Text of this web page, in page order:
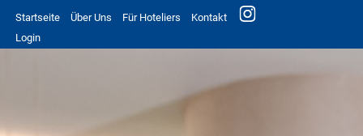
Startseite Über Uns Für Hoteliers
Kontakt
Login